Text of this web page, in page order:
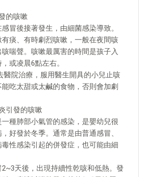
的咳嗽
冒後接著發生，由細菌感染導致。
痰、有時劇烈咳嗽，一般在夜間咳
喘聲。咳嗽最厲害的時間是孩子入
或凌晨6點左右。
醫院治療，服用醫生開具的小兒止咳
吃太甜或太鹹的食物，否則會加劇
引發的咳嗽
種肺部小氣管的感染，是嬰幼兒很
好發於冬季。通常是由普通感冒、
性感染引起的併發症，也可能由細
天後，出現持續性乾咳和低熱。發